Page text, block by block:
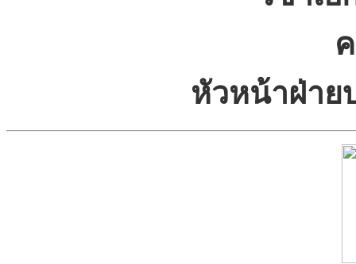
หัวหน้าฝ่าย